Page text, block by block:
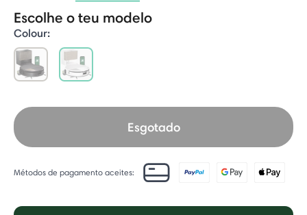
Escolhe o teu modelo
Colour:
Esgotado
Métodos de pagamento aceites: